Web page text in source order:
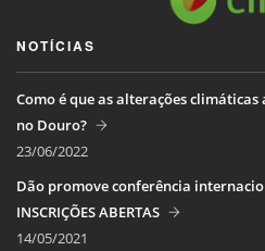
NOTÍCIAS
Como é que as alterações
no Douro?
23/06/2022
Dão promove conferência
INSCRIÇÕES ABERTAS
14/05/2021